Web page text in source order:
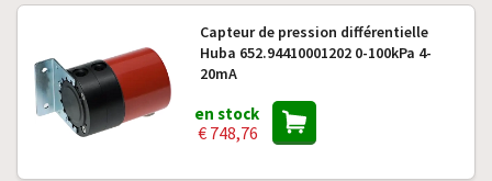
Capteur de pression différentielle
Huba 652.94410001202 0-100kPa 4-
20mA
en stock
€ 748,76